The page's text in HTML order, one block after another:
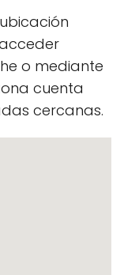
o mediante
cuenta
cercanas.